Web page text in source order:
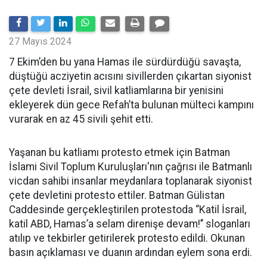
27 Mayıs 2024
7 Ekim’den bu yana Hamas ile sürdürdüğü savaşta,
düştüğü acziyetin acısını sivillerden çıkartan siyonist
çete devleti İsrail, sivil katliamlarına bir yenisini
ekleyerek dün gece Refah’ta bulunan mülteci kampını
vurarak en az 45 sivili şehit etti.
Yaşanan bu katliamı protesto etmek için Batman
İslami Sivil Toplum Kuruluşları'nın çağrısı ile Batmanlı
vicdan sahibi insanlar meydanlara toplanarak siyonist
çete devletini protesto ettiler. Batman Gülistan
Caddesinde gerçekleştirilen protestoda ‘’Katil İsrail,
katil ABD, Hamas’a selam direnişe devam!’’ sloganları
atılıp ve tekbirler getirilerek protesto edildi. Okunan
basın açıklaması ve duanın ardından eylem sona erdi.